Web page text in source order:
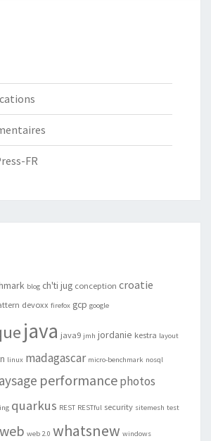
FR
blog ch'ti jug conception croatie
devoxx firefox gcp google
java java9 jmh jordanie kestra layout
linux madagascar micro-benchmark nosql
performancephotos
quarkus REST RESTful security sitemesh test
web web 2.0 whatsnew windows